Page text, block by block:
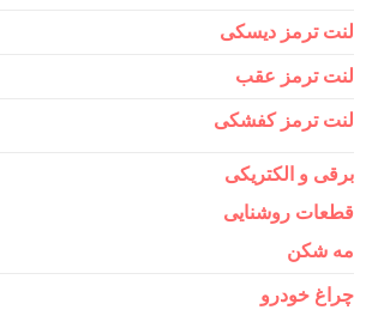
لنت ترمز دیسکی
لنت ترمز عقب
لنت ترمز کفشکی
برقی و الکتریکی
قطعات روشنایی
مه شکن
چراغ خودرو